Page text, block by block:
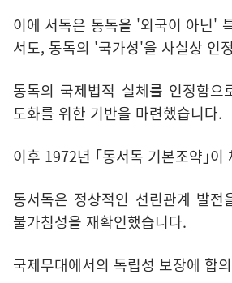
이에 서독은 동독을 '외국이 아닌'
서도, 동독의 '국가성'을 사실상 인
동독의 국제법적 실체를 인정함으
도화를 위한 기반을 마련했습니다.
이후 1972년 ｢동서독 기본조약｣이
동서독은 정상적인 선린관계 발전
불가침성을 재확인했습니다.
국제무대에서의 독립성 보장에 합